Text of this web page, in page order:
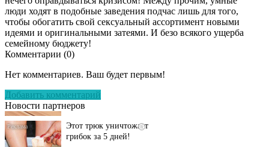
люди ходят в подобные заведения подчас лишь для того,
чтобы обогатить свой сексуальный ассортимент новыми
идеями и оригинальными затеями. И безо всякого ущерба
семейному бюджету!
Комментарии (0)
Нет комментариев. Ваш будет первым!
Добавить комментарий
Новости партнеров
Даже самый
исчезнет с корнем,
грибок за 5 дней!